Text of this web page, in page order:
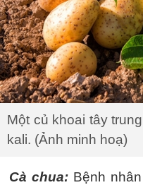
Một củ khoai tây
kali. (Ảnh minh hoạ)
Cà chua:Bệnh nhân